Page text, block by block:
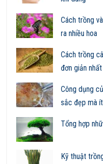
Cách trồng
ra nhiều hoa
Cách trồng
đơn giản
Công dụng
sắc đẹp mà
Tổng hợp
Kỹ thuật